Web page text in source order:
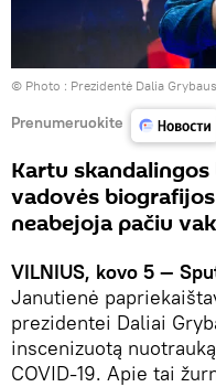
© Photo : Prezidentė Dalia
Prenumeruokite
Kartu
vadovės
neabejoja pačiu
VILNIUS, kovo 5 —
Janutienė
prezidentei Daliai
inscenizuotą
COVID-19. Apie tai